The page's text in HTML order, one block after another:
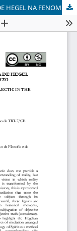
AS FIGURAS DE MEDIAÇÃO E A DIALÉTICA DE HEGEL NA FENOMENOLOGIA DO ESPÍRITO